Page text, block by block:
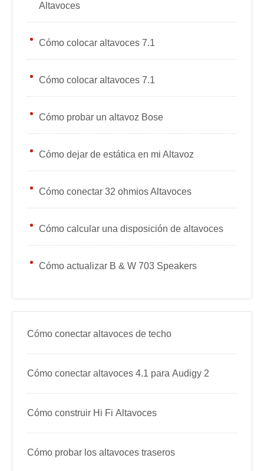
Altavoces
Cómo colocar altavoces 7.1
Cómo colocar altavoces 7.1
Cómo probar un altavoz Bose
Cómo dejar de estática en mi Altavoz
Cómo conectar 32 ohmios Altavoces
Cómo calcular una disposición de altavoces
Cómo actualizar B & W 703 Speakers
Cómo conectar altavoces de techo
Cómo conectar altavoces 4.1 para Audigy 2
Cómo construir Hi Fi Altavoces
Cómo probar los altavoces traseros